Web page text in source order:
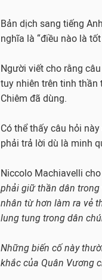
Bản dịch sang tiếng
nghĩa là “điều nào là
Người viết cho rằng
tuy nhiên trên tinh thần
Chiêm đã dùng.
Có thể thấy câu hỏi
phải trả lời dù là minh
Niccolo Machiavelli cho
phải giữ thần dân trong
nhân từ hơn làm ra vẻ
lung tung trong dân
Những biến cố này
khắc của Quân Vương